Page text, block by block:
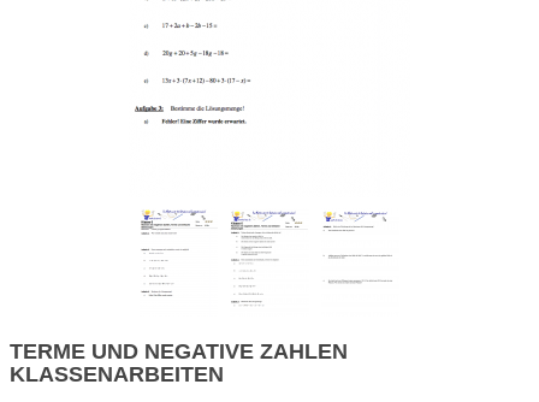
TERME UND NEGATIVE ZAHLEN
KLASSENARBEITEN